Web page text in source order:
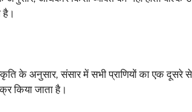
है।
के अनुसार, संसार में सभी प्राणियों का एक दूसरे
किया जाता है।